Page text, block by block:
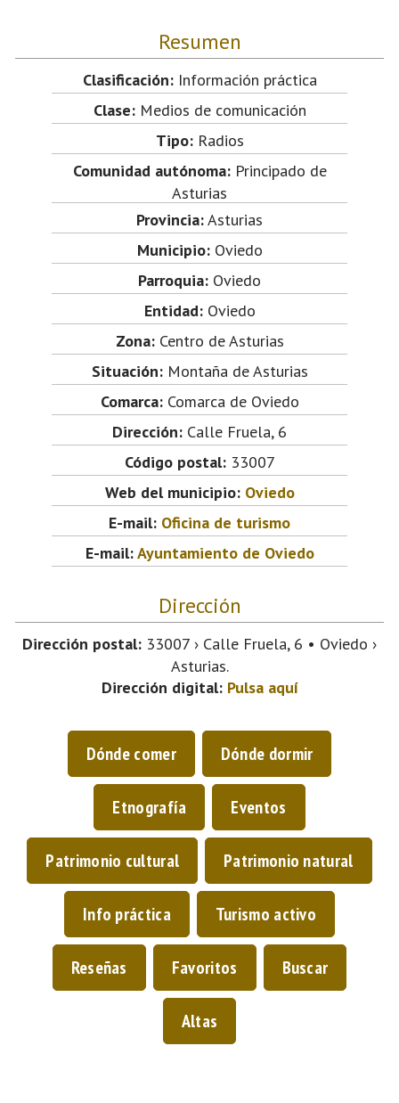
Resumen
Clasificación:Información práctica
Clase:Medios de comunicación
Tipo:Radios
Comunidad autónoma:Principado de
Asturias
Provincia:Asturias
Municipio:Oviedo
Parroquia: Oviedo
Entidad:Oviedo
Zona:Centro de Asturias
Situación:Montaña de Asturias
Comarca:Comarca de Oviedo
Dirección: Calle Fruela, 6
Código postal:33007
Web del municipio: Oviedo
E-mail: Oficina de turismo
E-mail:Ayuntamiento de Oviedo
Dirección
Dirección postal: 33007 › Calle Fruela, 6 • Oviedo ›
Asturias.
Dirección digital: Pulsa aquí
Dónde comer Dónde dormir
Etnografía Eventos
Patrimonio cultural Patrimonio natural
Info práctica Turismo activo
Reseñas Favoritos Buscar
Altas